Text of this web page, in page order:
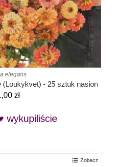
elegans
(Loukykvet) - 25 sztuk nasion
zł
wykupiliście
Zobacz